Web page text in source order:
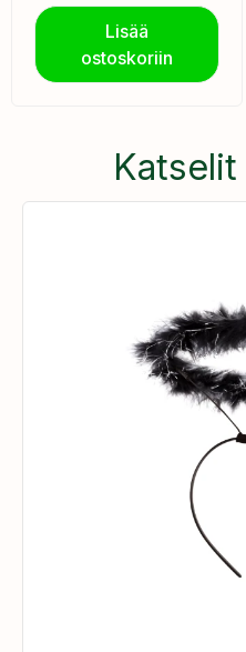
Lisää
ostoskoriin